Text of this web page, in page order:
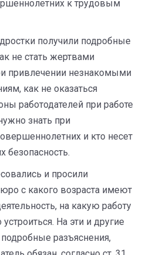
к трудовым
получили подробные
не стать жертвами
привлечении незнакомыми
как не оказаться
работодателей при работе
знать при
и кто несет
безопасность.
и просили
с какого возраста имеют
на какую работу
На эти и другие
разъяснения,